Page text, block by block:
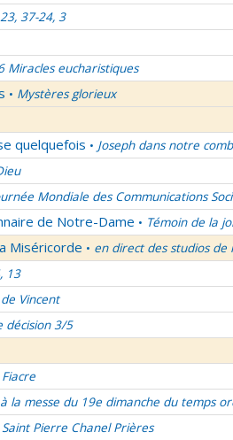
37-24, 3
Miracles eucharistiques
• Mystères glorieux
quelquefois • Joseph dans notre
Mondiale des Communications
de Notre-Dame • Témoin de la
Miséricorde • en direct des studios de
13
Vincent
décision 3/5
la messe du 19e dimanche du temps
Pierre Chanel Prières